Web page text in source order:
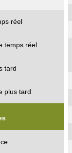
réel
temps réel
tard
plus tard